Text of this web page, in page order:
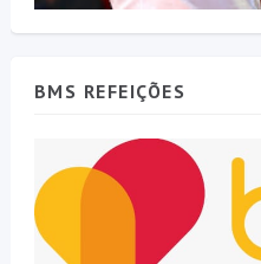
BMS REFEIÇÕES